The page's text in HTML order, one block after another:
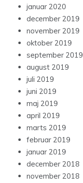
januar 2020
december 2019
november 2019
oktober 2019
september 2019
august 2019
juli 2019
juni 2019
maj 2019
april 2019
marts 2019
februar 2019
januar 2019
december 2018
november 2018